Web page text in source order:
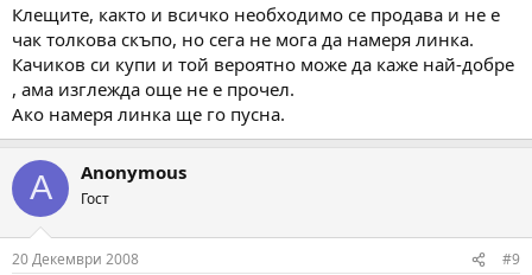
Клещите, както и всичко необходимо се продава и не е
чак толкова скъпо, но сега не мога да намеря линка.
Качиков си купи и той вероятно може да каже най-добре
, ама изглежда още не е прочел.
Ако намеря линка ще го пусна.
A Anonymous
Гост
20 Декември 2008 #9